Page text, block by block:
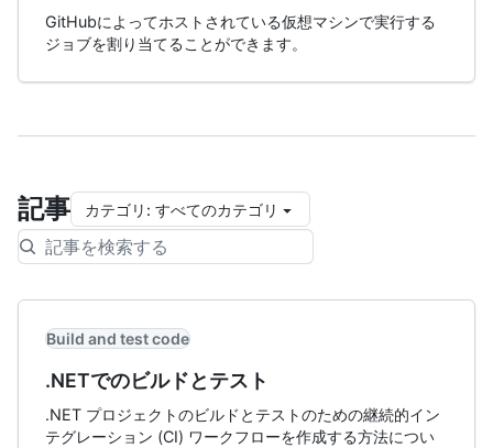
GitHubによってホストされている仮想マシンで実行する
ジョブを割り当てることができます。
記事 カテゴリ : すべてのカテゴリ
Build and test code
.NETでのビルドとテスト
.NET プロジェクトのビルドとテストのための継続的イン
テグレーション (CI) ワークフローを作成する方法につい